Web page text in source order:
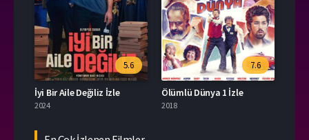
5.6
İyi Bir Aile Değiliz İzle
2024
7.6
Ölümlü Dünya 1 İzle
2018